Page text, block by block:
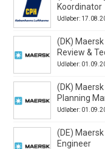
Koordinator
Udløber:
(DK)
Review &
Udløber:
(DK)
Planning
Udløber:
(DE)
Engineer